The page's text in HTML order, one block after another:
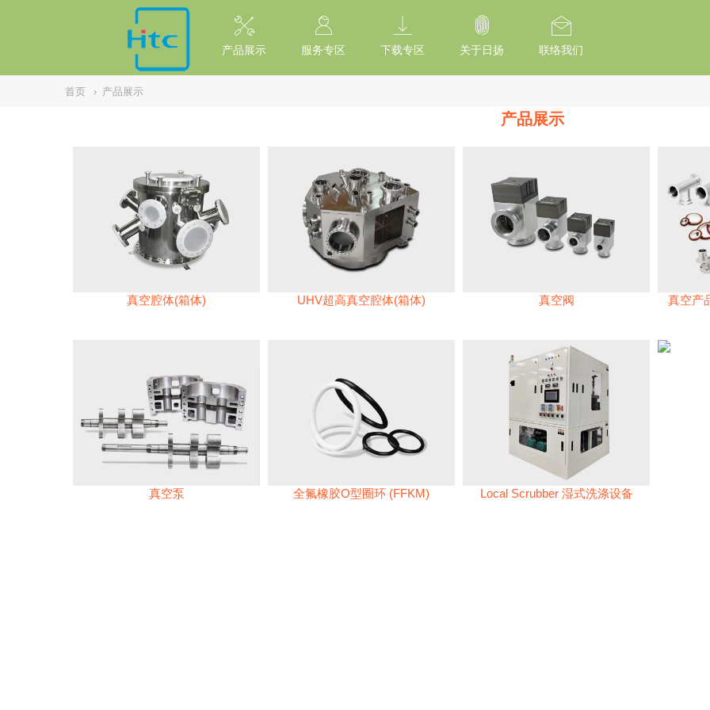
// replaced by scott on 2026/7/20 reason: high risk: Unsafe Implementation Of Subresource Integrity /*
产品展示 服务专区 下载专区 关于日扬 联络我们
首页 › 产品展示
产品展示
真空腔体(箱体) UHV超高真空腔体(箱体) 真空阀 真空产
真空泵 全氟橡胶O型圈环 (FFKM) Local Scrubber 湿式洗涤设备